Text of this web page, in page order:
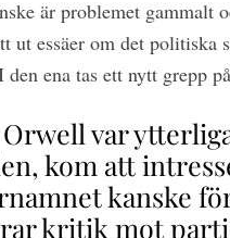
är problemet
ut essäer om det
ena tas ett nytt grepp
var
kom att
kanske
kritik mot